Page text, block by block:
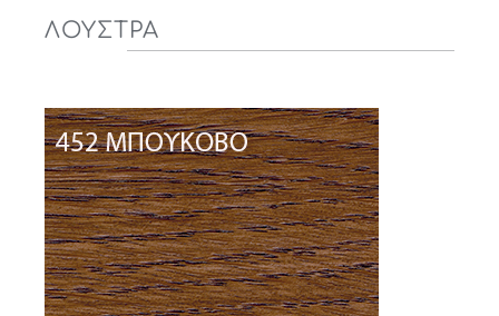
ΛΟΥΣΤΡΑ